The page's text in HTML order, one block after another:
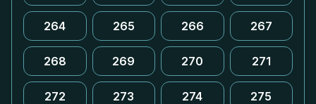
264 265 266 267
268 269 270 271
272 273 274 275